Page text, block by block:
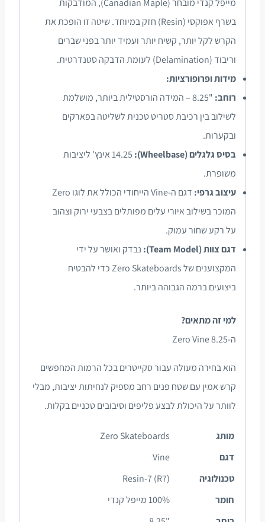
מייפל קנדי מובחר (Canadian Maple), המודבקות
בשרף אפוקסי (Resin) חזק במיוחד. שיטה זו הופכת את
הקרש לקל יותר, קשיח יותר ועמיד יותר בפני שברים
וריבוד (Delamination) לעומת הדבקה סטנדרטית.
מידות ופרופורציות:
רוחב:
"8.25 – המידה הורסטילית ביותר, מושלמת
לשילוב בין רכיבת סטריט טכנית לשליטה בפארקים
ובקערות.
בסיס גלגלים (Wheelbase):
14.25 אינץ' ליציבות
משופרת.
עיצוב גרפי:
דגם ה-Vine הייחודי הכולל את לוגו Zero
המוכר בשילוב איורי עלים מפותלים בצבעי ירוק וצהוב
על רקע שחור עמוק.
דגם צוות (Team Model):
נבדק ואושר על ידי
המקצוענים של Zero Skateboards כדי להבטיח
ביצועים ברמה הגבוהה ביותר.
למי זה מתאים?
ה-Zero Vine 8.25
הוא בחירה מעולה עבור סקייטרים בכל הרמות המחפשים
קרש אמין עם שטח פנים רחב מספיק לנחיתות יציבות, מבלי
לוותר על היכולת לבצע פליפים וסיבובים טכניים בקלות.
מותג
Zero Skateboards
דגם
Vine
טכנולוגיה
Resin-7 (R7)
חומר
100% מייפל קנדי